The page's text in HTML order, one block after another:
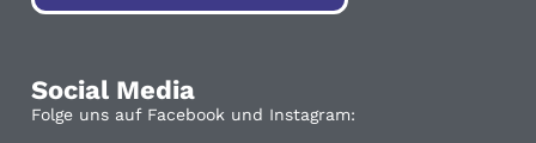
Social Media
Folge uns auf Facebook und Instagram: